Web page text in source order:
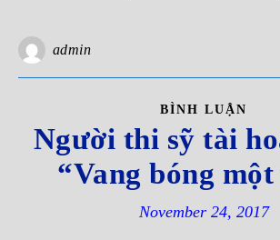
admin
BÌNH LUẬN
Người thi sỹ tài
“Vang bóng
November 24, 2017